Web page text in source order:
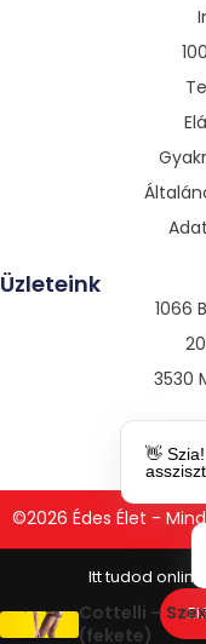
Üzleteink
1066
3530
©2026 Édes Élet -
Cottelli –
(fekete)
👋